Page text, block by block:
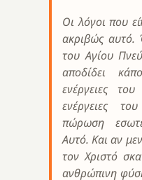
Οι λόγοι που
ακριβώς αυτό.
του Αγίου
αποδίδει
ενέργειες
ενέργειες
πώρωση
Αυτό. Και αν
τον Χριστό
ανθρώπινη